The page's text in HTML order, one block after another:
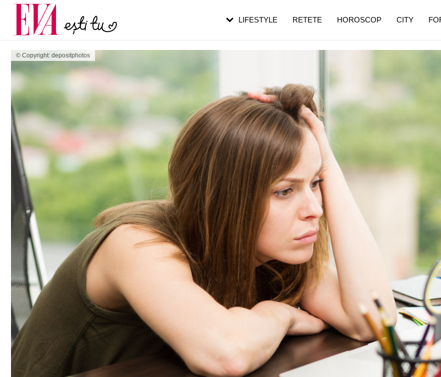
© Copyright: depositphotos
LIFESTYLE RETETE HOROSCOP CITY
Carieră
Actualitate
pe măsură ce înaintezi în vârstă